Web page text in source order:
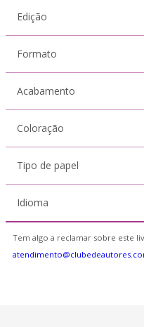
Edição
Formato
Acabamento
Coloração
Tipo de papel
Idioma
Tem algo a reclamar sobre este